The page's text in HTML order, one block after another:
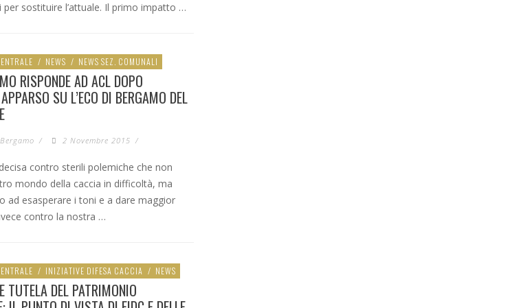
per sostituire l’attuale. Il primo impatto …
/ NEWS / NEWS SEZ. COMUNALI
RISPONDE AD ACL DOPO
SU L’ECO DI BERGAMO DEL
/ 2 Novembre 2015 /
contro sterili polemiche che non
mondo della caccia in difficoltà, ma
ad esasperare i toni e a dare maggior
contro la nostra …
/ INIZIATIVE DIFESA CACCIA / NEWS
TUTELA DEL PATRIMONIO